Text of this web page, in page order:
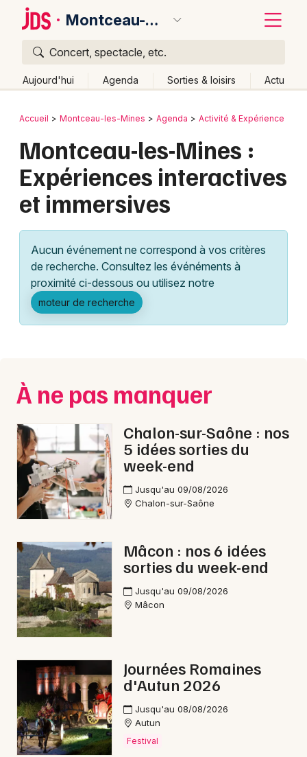
Montceau-les-Mines
Concert, spectacle, etc.
Aujourd'hui Agenda Sorties & loisirs Actu
Publier un événement
Grands événements
Manifestations
Foires & salons
Sports
Soirées
Sorties famille
Expos
Interactives & immersives en Saône-et-Loire
Interactives & immersives en Bourgogne
Interactives & immersives en Bourgogne-
Newsletter des sorties
Bordeaux
Colmar
Lille
Lyon
Marseille
Mulhouse
Montpellier
Paris
Strasbourg
Toulouse
Toutes les villes
Retour
Accueil Montceau-les-Mines Agenda Activité & Expérience
Montceau-les-Mines :
Expériences interactives
et immersives
Aucun événement ne correspond à vos critères
de recherche. Consultez les événéments à
proximité ci-dessous ou utilisez notre
moteur de recherche
À ne pas manquer
Chalon-sur-Saône : nos
5 idées sorties du
week-end
Jusqu'au 09/08/2026
Chalon-sur-Saône
Mâcon : nos 6 idées
sorties du week-end
Jusqu'au 09/08/2026
Mâcon
Journées Romaines
d'Autun 2026
Jusqu'au 08/08/2026
Autun
Festival
Quoi ?
Où ?
Bourgogne
Partout Près de moi Changer de lieu
Quand ?
Effacer les dates
Aujourd'hui
Demain Ce week-end